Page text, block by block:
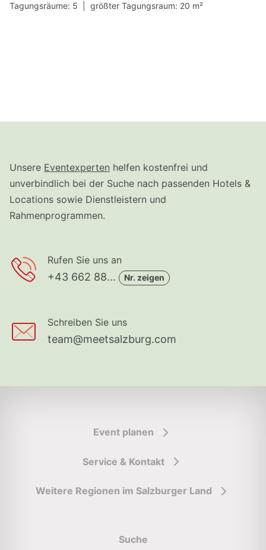
Tagungsräume: 5 | größter Tagungsraum: 20 m²
Unsere Eventexperten helfen kostenfrei und
unverbindlich bei der Suche nach passenden Hotels &
Locations sowie Dienstleistern und
Rahmenprogrammen.
Rufen Sie uns an
+43 662 88... Nr. zeigen
Schreiben Sie uns
team@meetsalzburg.com
Event planen
Service & Kontakt
Weitere Regionen im Salzburger Land
Suche